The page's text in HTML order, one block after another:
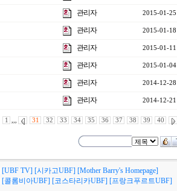
관리자 2015-01-25
관리자 2015-01-18
관리자 2015-01-11
관리자 2015-01-04
관리자 2014-12-28
관리자 2014-12-21
1 ,,, 31 32 33 34 35 36 37 38 39 40
[UBF TV] [시카고UBF] [Mother Barry's Homepage]
[콜롬비아UBF] [코스타리카UBF] [프랑크푸르트UBF]